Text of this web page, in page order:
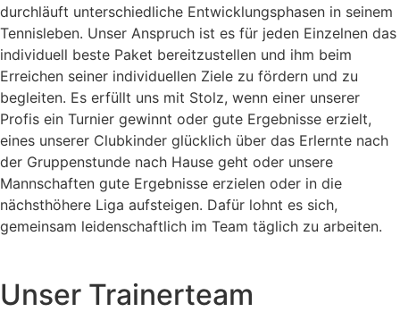
durchläuft unterschiedliche Entwicklungsphasen in seinem
Tennisleben. Unser Anspruch ist es für jeden Einzelnen das
individuell beste Paket bereitzustellen und ihm beim
Erreichen seiner individuellen Ziele zu fördern und zu
begleiten. Es erfüllt uns mit Stolz, wenn einer unserer
Profis ein Turnier gewinnt oder gute Ergebnisse erzielt,
eines unserer Clubkinder glücklich über das Erlernte nach
der Gruppenstunde nach Hause geht oder unsere
Mannschaften gute Ergebnisse erzielen oder in die
nächsthöhere Liga aufsteigen. Dafür lohnt es sich,
gemeinsam leidenschaftlich im Team täglich zu arbeiten.
Unser Trainerteam